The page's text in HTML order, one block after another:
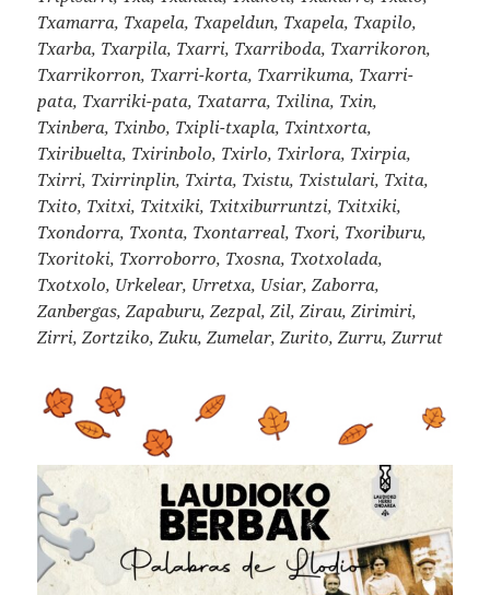
Txamarra, Txapela, Txapeldun, Txapela, Txapilo,
Txarba, Txarpila, Txarri, Txarriboda, Txarrikoron,
Txarrikorron, Txarri-korta, Txarrikuma, Txarri-
pata, Txarriki-pata, Txatarra, Txilina, Txin,
Txinbera, Txinbo, Txipli-txapla, Txintxorta,
Txiribuelta, Txirinbolo, Txirlo, Txirlora, Txirpia,
Txirri, Txirrinplin, Txirta, Txistu, Txistulari, Txita,
Txito, Txitxi, Txitxiki, Txitxiburruntzi, Txitxiki,
Txondorra, Txonta, Txontarreal, Txori, Txoriburu,
Txoritoki, Txorroborro, Txosna, Txotxolada,
Txotxolo, Urkelear, Urretxa, Usiar, Zaborra,
Zanbergas, Zapaburu, Zezpal, Zil, Zirau, Zirimiri,
Zirri, Zortziko, Zuku, Zumelar, Zurito, Zurru, Zurrut